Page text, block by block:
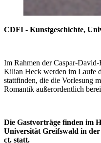
CDFI - Kunstgeschichte,
Im Rahmen der Caspar-
Kilian Heck werden im Laufe
stattfinden, die die Vorlesung
Romantik außerordentlich
Die Gastvorträge finden im
Universität Greifswald in
ct. statt.